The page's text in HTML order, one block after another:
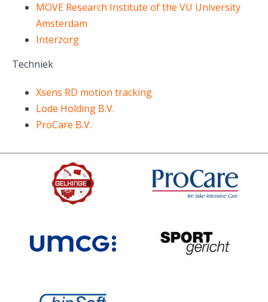
MOVE Research Institute of the VU University
Amsterdam
Interzorg
Techniek
Xsens RD motion tracking
Lode Holding B.V.
ProCare B.V.